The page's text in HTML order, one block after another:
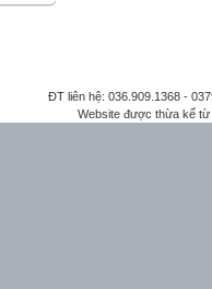
ĐT liên hệ: 036.909.1368 -
Website được thừa kế từ